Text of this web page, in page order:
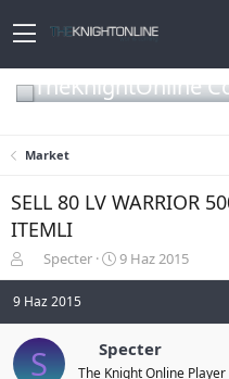
TheKnightOnline
Market
SELL 80 LV WARRIOR
ITEMLI
o
n
u
y
u
Specter
B
a
n
g
9 Haz 2015
9 Haz 2015
S Specter
The Knight Online Player